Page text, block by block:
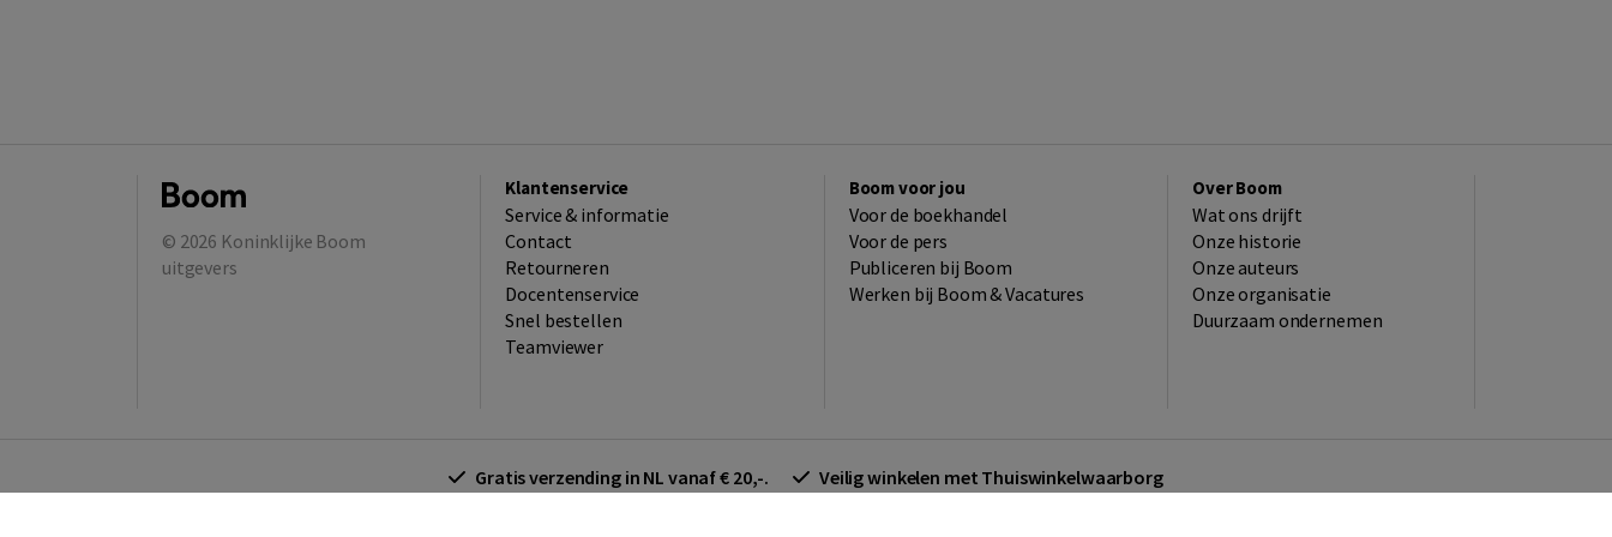
© 2026 Koninklijke Boom
uitgevers
Klantenservice
Service & informatie
Contact
Retourneren
Docentenservice
Snel bestellen
Teamviewer
Boom voor jou
Voor de boekhandel
Voor de pers
Publiceren bij Boom
Werken bij Boom & Vacatures
Over Boom
Wat ons drijft
Onze historie
Onze auteurs
Onze organisatie
Duurzaam ondernemen
Gratis verzending in NL vanaf € 20,-. Veilig winkelen met Thuiswinkelwaarborg